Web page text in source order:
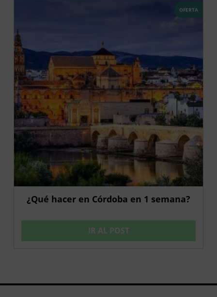
OFERTA
¿Qué hacer en Córdoba en 1 semana?
IR AL POST